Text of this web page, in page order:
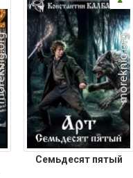
Семьдесят пятый